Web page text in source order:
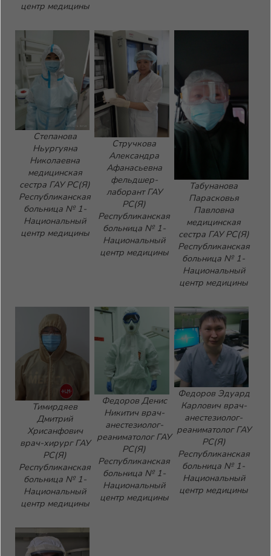
центр медицины
Степанова
Ньургуяна
Николаевна
медицинская
сестра ГАУ РС(Я)
Республиканская
больница № 1-
Национальный
центр медицины
Стручкова
Александра
Афанасьевна
фельдшер-
лаборант ГАУ
РС(Я)
Республиканская
больница № 1-
Национальный
центр медицины
Табунанова
Парасковья
Павловна
медицинская
сестра ГАУ РС(Я)
Республиканская
больница № 1-
Национальный
центр медицины
Тимирдяев
Дмитрий
Хрисанфович
врач-хирург ГАУ
РС(Я)
Республиканская
больница № 1-
Национальный
центр медицины
Федоров Денис
Никитич врач-
анестезиолог-
реаниматолог ГАУ
РС(Я)
Республиканская
больница № 1-
Национальный
центр медицины
Федоров Эдуард
Карлович врач-
анестезиолог-
реаниматолог ГАУ
РС(Я)
Республиканская
больница № 1-
Национальный
центр медицины